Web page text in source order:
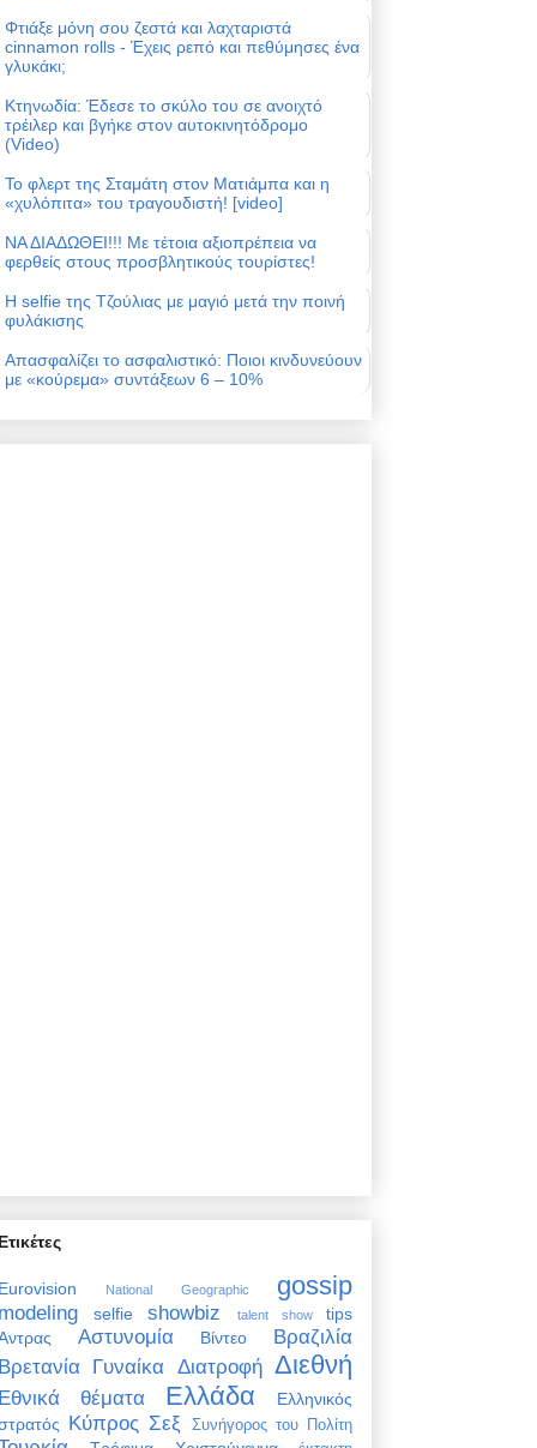
Φτιάξε μόνη σου ζεστά και λαχταριστά
cinnamon rolls - Έχεις ρεπό και πεθύμησες ένα
γλυκάκι;
Κτηνωδία: Έδεσε το σκύλο του σε ανοιχτό
τρέιλερ και βγήκε στον αυτοκινητόδρομο
(Video)
Το φλερτ της Σταμάτη στον Ματιάμπα και η
«χυλόπιτα» του τραγουδιστή! [video]
ΝΑ ΔΙΑΔΩΘΕΙ!!! Με τέτοια αξιοπρέπεια να
φερθείς στους προσβλητικούς τουρίστες!
Η selfie της Τζούλιας με μαγιό μετά την ποινή
φυλάκισης
Απασφαλίζει το ασφαλιστικό: Ποιοι κινδυνεύουν
με «κούρεμα» συντάξεων 6 – 10%
National Geographic gossip
selfie showbiz talent show
tips
Αστυνομία Βίντεο
Βραζιλία
Γυναίκα Διατροφή Διεθνή
θέματα Ελλάδα
Ελληνικός
Κύπρος Σεξ Συνήγορος του Πολίτη